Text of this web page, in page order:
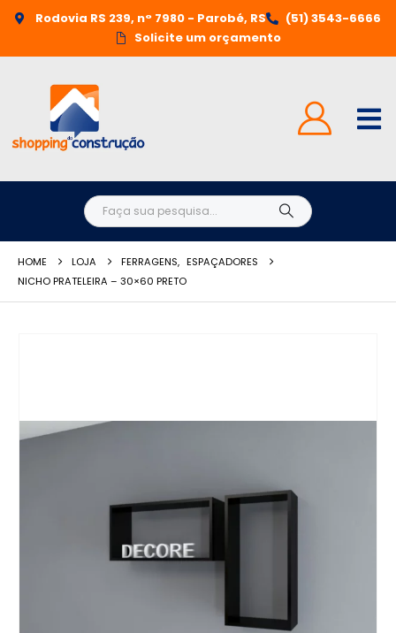
Rodovia RS 239, n° 7980 - Parobé, RS
(51) 3543-6666
Solicite um orçamento
HOME LOJA FERRAGENS, ESPAÇADORES
NICHO PRATELEIRA – 30×60 PRETO